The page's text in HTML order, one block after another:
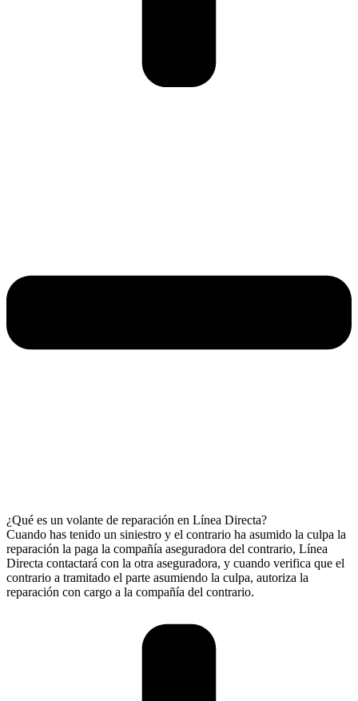
¿Qué es un volante de reparación en Línea Directa?
Cuando has tenido un siniestro y el contrario ha asumido la culpa la
reparación la paga la compañía aseguradora del contrario, Línea
Directa contactará con la otra aseguradora, y cuando verifica que el
contrario a tramitado el parte asumiendo la culpa, autoriza la
reparación con cargo a la compañía del contrario.